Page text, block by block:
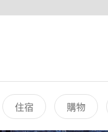
住宿 購物